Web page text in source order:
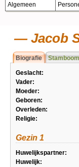
Algemeen
Jacob
Biografie Stamboom
Geslacht:
Vader:
Moeder:
Geboren:
Overleden:
Religie:
Gezin 1
Huwelijkspartner:
Huwelijk: